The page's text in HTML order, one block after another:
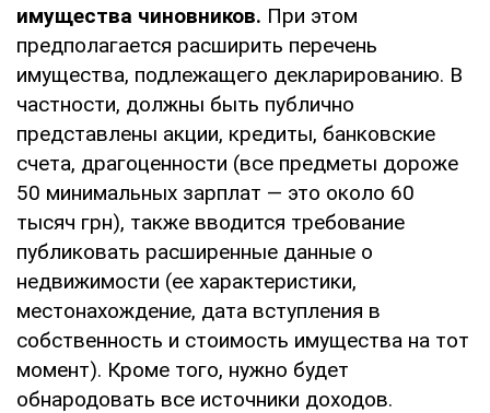
имущества чиновников. При этом
предполагается расширить перечень
имущества, подлежащего декларированию. В
частности, должны быть публично
представлены акции, кредиты, банковские
счета, драгоценности (все предметы дороже
50 минимальных зарплат — это около 60
тысяч грн), также вводится требование
публиковать расширенные данные о
недвижимости (ее характеристики,
местонахождение, дата вступления в
собственность и стоимость имущества на тот
момент). Кроме того, нужно будет
обнародовать все источники доходов.